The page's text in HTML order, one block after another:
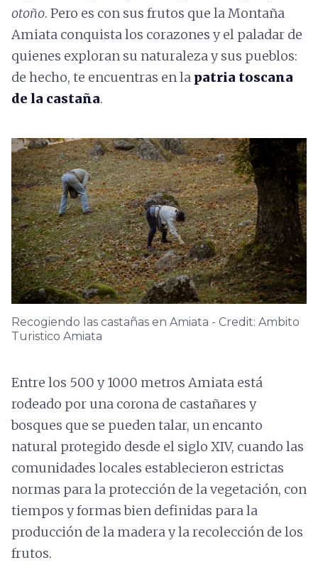
otoño. Pero es con sus frutos que la Montaña
Amiata conquista los corazones y el paladar de
quienes exploran su naturaleza y sus pueblos:
de hecho, te encuentras en la patria toscana
de la castaña.
Recogiendo las castañas en Amiata - Credit: Ambito
Turistico Amiata
Entre los 500 y 1000 metros Amiata está
rodeado por una corona de castañares y
bosques que se pueden talar, un encanto
natural protegido desde el siglo XIV, cuando las
comunidades locales establecieron estrictas
normas para la protección de la vegetación, con
tiempos y formas bien definidas para la
producción de la madera y la recolección de los
frutos.